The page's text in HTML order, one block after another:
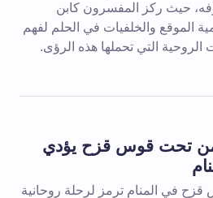
حيث ركز المفسرون كابن
الموقع والخلفيات في الحلم لفهم
الروحية التي تحملها هذه الرؤى.
من تحت قوس قزح يؤدي
في المنام ترمز لرحلة روحانية